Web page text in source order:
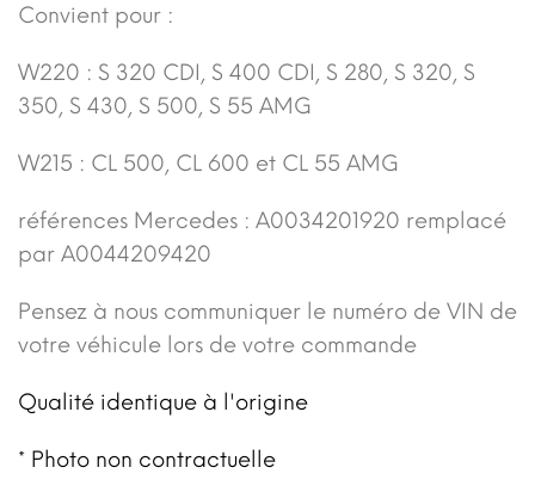
Convient pour :
W220 : S 320 CDI, S 400 CDI, S 280, S 320, S
350, S 430, S 500, S 55 AMG
W215 : CL 500, CL 600 et CL 55 AMG
références Mercedes : A0034201920 remplacé
par A0044209420
Pensez à nous communiquer le numéro de VIN de
votre véhicule lors de votre commande
Qualité identique à l'origine
* Photo non contractuelle